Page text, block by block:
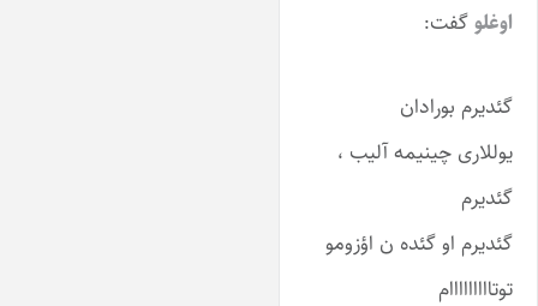
گفت:
بورادان
چینیمه آلیب ،
او گئده ن اؤزومو